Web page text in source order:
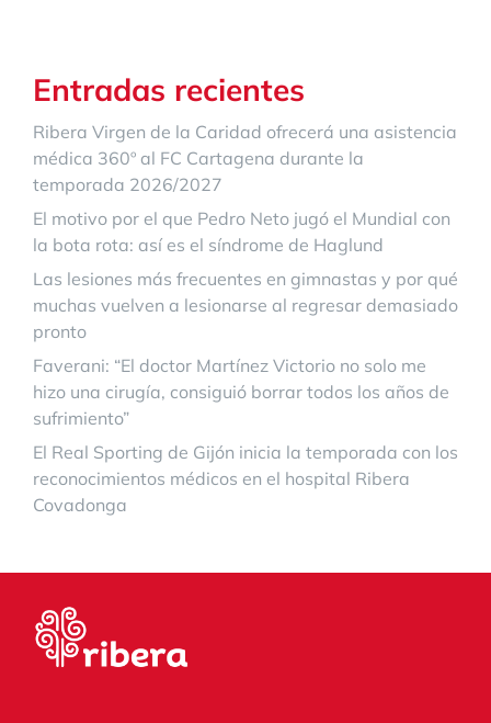
Entradas recientes
Ribera Virgen de la Caridad ofrecerá una asistencia
médica 360º al FC Cartagena durante la
temporada 2026/2027
El motivo por el que Pedro Neto jugó el Mundial con
la bota rota: así es el síndrome de Haglund
Las lesiones más frecuentes en gimnastas y por qué
muchas vuelven a lesionarse al regresar demasiado
pronto
Faverani: “El doctor Martínez Victorio no solo me
hizo una cirugía, consiguió borrar todos los años de
sufrimiento”
El Real Sporting de Gijón inicia la temporada con los
reconocimientos médicos en el hospital Ribera
Covadonga